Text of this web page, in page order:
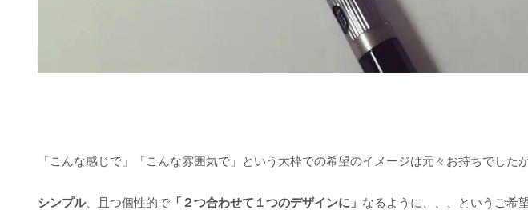
「こんな感じで」「こんな雰囲気で」という大枠での希望のイメージは元々お持ちでしたが
シンプル、且つ個性的で 「２つ合わせて１つのデザインに」 なるように、、、というご希